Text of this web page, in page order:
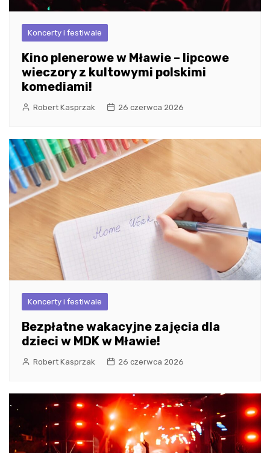
Koncerty i festiwale
Kino plenerowe w Mławie – lipcowe
wieczory z kultowymi polskimi
komediami!
Robert Kasprzak 26 czerwca 2026
Koncerty i festiwale
Bezpłatne wakacyjne zajęcia dla
dzieci w MDK w Mławie!
Robert Kasprzak 26 czerwca 2026